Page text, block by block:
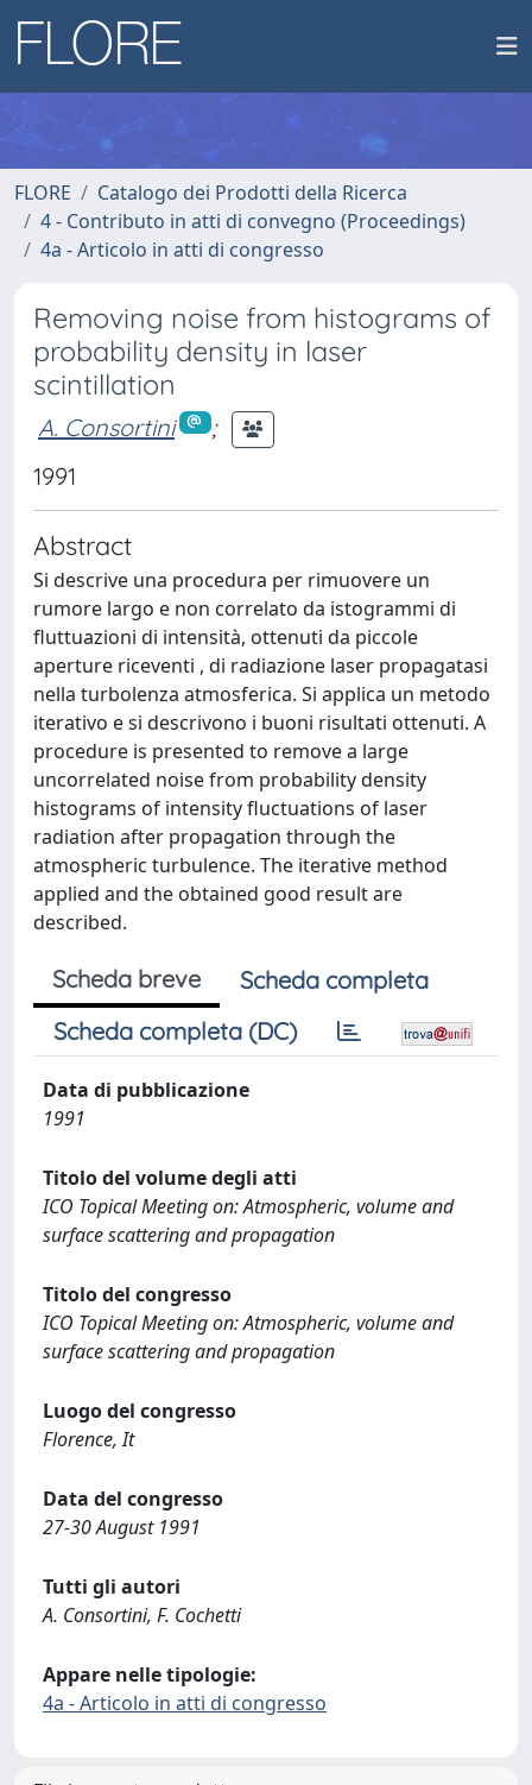
FLORE
Catalogo dei Prodotti della Ricerca
4 - Contributo in atti di convegno (Proceedings)
4a - Articolo in atti di congresso
Removing noise from histograms of
probability density in laser
scintillation
A. Consortini
;
1991
Abstract
Si descrive una procedura per rimuovere un
rumore largo e non correlato da istogrammi di
fluttuazioni di intensità, ottenuti da piccole
aperture riceventi , di radiazione laser propagatasi
nella turbolenza atmosferica. Si applica un metodo
iterativo e si descrivono i buoni risultati ottenuti. A
procedure is presented to remove a large
uncorrelated noise from probability density
histograms of intensity fluctuations of laser
radiation after propagation through the
atmospheric turbulence. The iterative method
applied and the obtained good result are
described.
Scheda breve
Scheda completa
Scheda completa (DC)
Data di pubblicazione
1991
Titolo del volume degli atti
ICO Topical Meeting on: Atmospheric, volume and
surface scattering and propagation
Titolo del congresso
ICO Topical Meeting on: Atmospheric, volume and
surface scattering and propagation
Luogo del congresso
Florence, It
Data del congresso
27-30 August 1991
Tutti gli autori
A. Consortini, F. Cochetti
Appare nelle tipologie:
4a - Articolo in atti di congresso